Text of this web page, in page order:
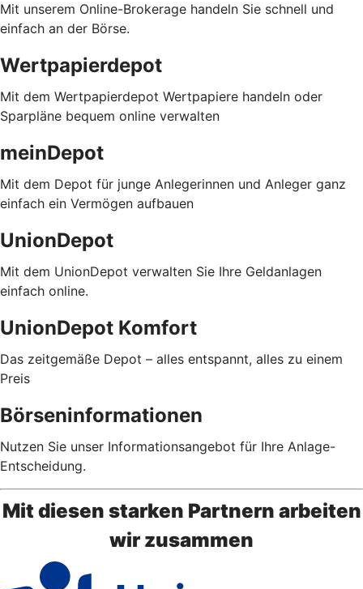
Mit unserem Online-Brokerage handeln Sie schnell und
einfach an der Börse.
Wertpapierdepot
Mit dem Wertpapierdepot Wertpapiere handeln oder
Sparpläne bequem online verwalten
meinDepot
Mit dem Depot für junge Anlegerinnen und Anleger ganz
einfach ein Vermögen aufbauen
UnionDepot
Mit dem UnionDepot verwalten Sie Ihre Geldanlagen
einfach online.
UnionDepot Komfort
Das zeitgemäße Depot – alles entspannt, alles zu einem
Preis
Börseninformationen
Nutzen Sie unser Informationsangebot für Ihre Anlage-
Entscheidung.
Mit diesen starken Partnern arbeiten
wir zusammen